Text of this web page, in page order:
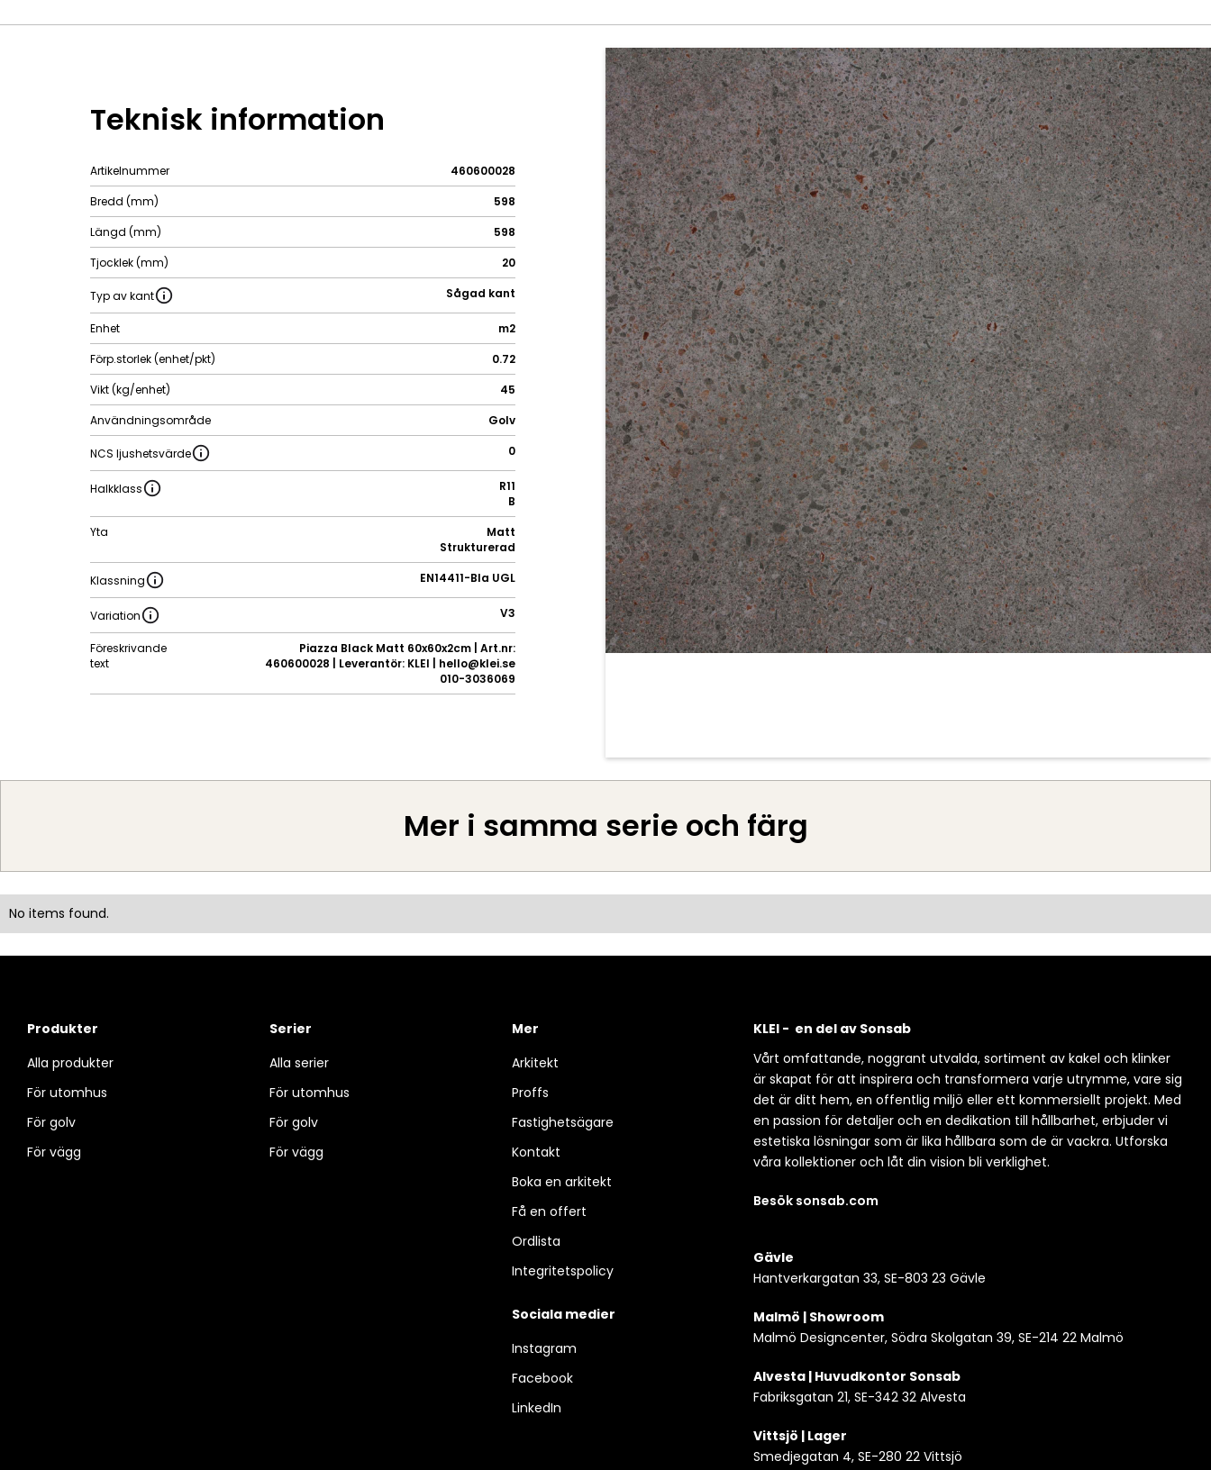
Teknisk information
Artikelnummer
460600028
Bredd (mm)
598
Längd (mm)
598
Tjocklek (mm)
20
Typ av kant Sågad kant
Enhet
m2
Förp.storlek (enhet/pkt)
0.72
Vikt (kg/enhet)
45
Användningsområde
Golv
NCS ljushetsvärde 0
Halkklass
R11
B
Yta
Matt
Strukturerad
Klassning EN14411-BIa UGL
Variation V3
Föreskrivande
text
Piazza Black Matt 60x60x2cm | Art.nr:
460600028 | Leverantör: KLEI | hello@klei.se
010-3036069
Mer i samma serie och färg
No items found.
Produkter
Alla produkter
För utomhus
För golv
För vägg
Serier
Alla serier
För utomhus
För golv
För vägg
Mer
Arkitekt
Proffs
Fastighetsägare
Kontakt
Boka en arkitekt
Få en offert
Ordlista
Integritetspolicy
Sociala medier
Instagram
Facebook
LinkedIn
KLEI - en del av Sonsab
Vårt omfattande, noggrant utvalda, sortiment av kakel och klinker
är skapat för att inspirera och transformera varje utrymme, vare sig
det är ditt hem, en offentlig miljö eller ett kommersiellt projekt. Med
en passion för detaljer och en dedikation till hållbarhet, erbjuder vi
estetiska lösningar som är lika hållbara som de är vackra. Utforska
våra kollektioner och låt din vision bli verklighet.
Besök sonsab.com
Gävle
Hantverkargatan 33, SE-803 23 Gävle
Malmö | Showroom
Malmö Designcenter, Södra Skolgatan 39, SE-214 22 Malmö
Alvesta | Huvudkontor Sonsab
Fabriksgatan 21, SE-342 32 Alvesta
Vittsjö | Lager
Smedjegatan 4, SE-280 22 Vittsjö